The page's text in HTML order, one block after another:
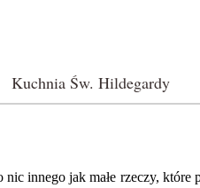
Kuchnia Św. Hildegardy
nic innego jak małe rzeczy,